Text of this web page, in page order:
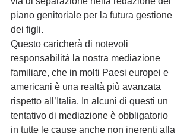
piano genitoriale per la futura gestione
dei figli.
Questo caricherà di notevoli
responsabilità la nostra mediazione
familiare, che in molti Paesi europei e
americani è una realtà più avanzata
rispetto all’Italia. In alcuni di questi un
tentativo di mediazione è obbligatorio
in tutte le cause anche non inerenti alla